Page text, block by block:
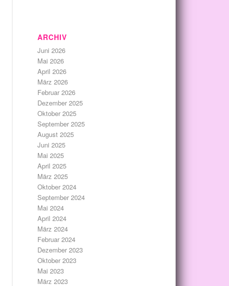
ARCHIV
Juni 2026
Mai 2026
April 2026
März 2026
Februar 2026
Dezember 2025
Oktober 2025
September 2025
August 2025
Juni 2025
Mai 2025
April 2025
März 2025
Oktober 2024
September 2024
Mai 2024
April 2024
März 2024
Februar 2024
Dezember 2023
Oktober 2023
Mai 2023
März 2023